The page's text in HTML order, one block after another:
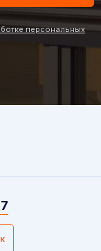
персональных